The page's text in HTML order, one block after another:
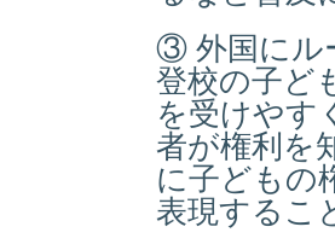
③ 外国にル
登校の子ど
を受けやす
者が権利を
に子どもの
表現するこ